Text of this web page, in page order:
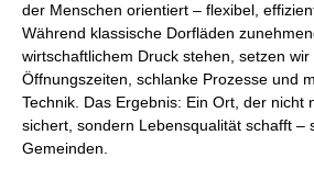
der Menschen orientiert – flexibel,
Während klassische Dorfläden
wirtschaftlichem Druck stehen, setzen
Öffnungszeiten, schlanke Prozesse und
Technik. Das Ergebnis: Ein Ort, der nicht
sichert, sondern Lebensqualität schafft –
Gemeinden.